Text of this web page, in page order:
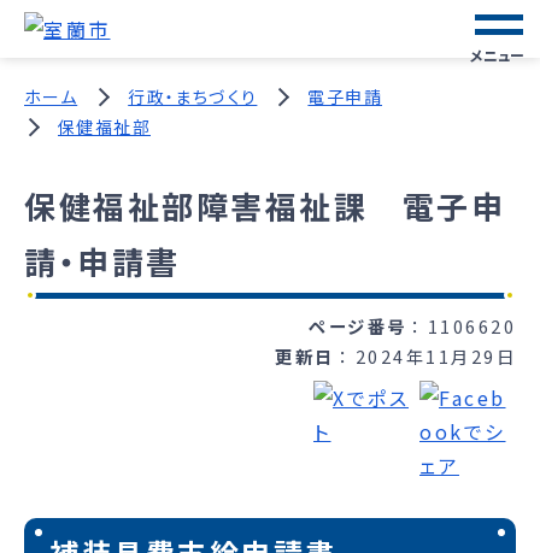
メニュー
ホーム 行政・まちづくり
電子申請
保健福祉部
保健福祉部障害福祉課 電子申
請・申請書
ページ番号
1106620
更新日
2024年11月29日